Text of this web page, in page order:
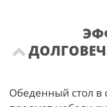
Обеденный стол в